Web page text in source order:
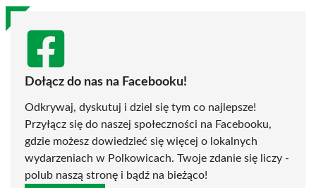
Dołącz do nas na Facebooku!
Odkrywaj, dyskutuj i dziel się tym co najlepsze!
Przyłącz się do naszej społeczności na Facebooku,
gdzie możesz dowiedzieć się więcej o lokalnych
wydarzeniach w Polkowicach. Twoje zdanie się liczy -
polub naszą stronę i bądź na bieżąco!